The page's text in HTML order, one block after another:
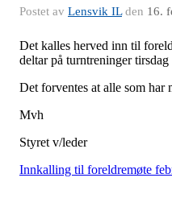
Postet av Lensvik ILden 16.
Det kalles herved inn til
deltar på turntreninger
Det forventes at alle som har
Mvh
Styret v/leder
Innkalling til foreldremøte